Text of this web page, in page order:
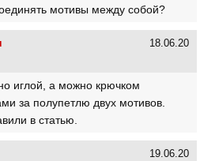
мотивы между собой?
18.06.20
иглой, а можно крючком
за полупетлю двух мотивов.
в статью.
19.06.20